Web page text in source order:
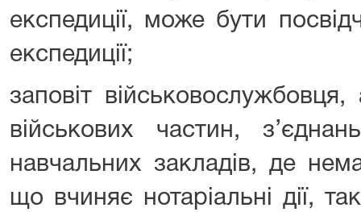
експедиції, може бути
експедиції;
заповіт
військових частин,
навчальних закладів, де
що вчиняє нотаріальні дії,